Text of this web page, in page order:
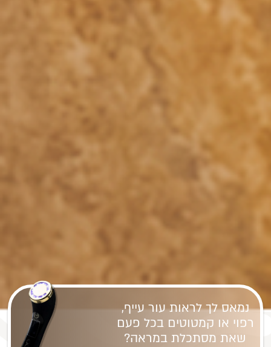
נמאס לך לראות עור עייף,
רפוי או קמטוטים בכל פעם
שאת מסתכלת במראה?